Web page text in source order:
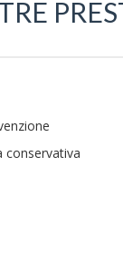
conservativa